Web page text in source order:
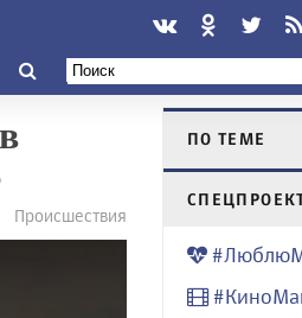
Происшествия
ПО ТЕМЕ